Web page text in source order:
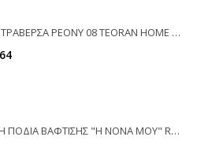
ΣΕΤ ΚΑΡΕ & ΤΡΑΒΕΡΣΑ PEONY 08 TEORAN HOME & MORE
ΚΕΝΤΗΜΕΝΗ ΠΟΔΙΑ ΒΑΦΤΙΣΗΣ "Η ΝΟΝΑ ΜΟΥ" RAISON D'ETRE